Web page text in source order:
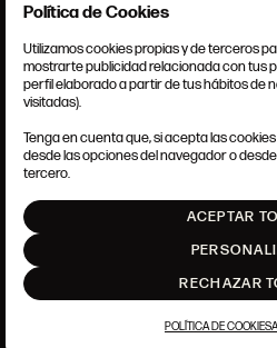
CONDICIONES
POLÍTICA DE
AJUSTE DE
Política de Cookies
Utilizamos cookies propias y de terceros
mostrarte publicidad relacionada con tus
perfil elaborado a partir de tus hábitos de
visitadas).
Tenga en cuenta que, si acepta las
desde las opciones del navegador o
tercero.
ACEPTAR
RECHAZAR
POLÍTICA DE COOKIES